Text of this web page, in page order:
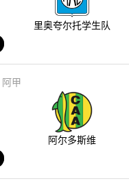
里奥夸尔托学生队
阿甲
阿尔多斯维